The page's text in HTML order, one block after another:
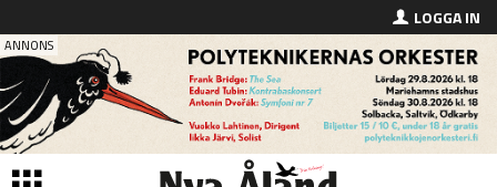
LOGGA IN